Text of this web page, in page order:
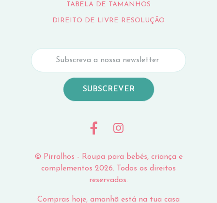
TABELA DE TAMANHOS
DIREITO DE LIVRE RESOLUÇÃO
SUBSCREVER
© Pirralhos - Roupa para bebés, criança e
complementos 2026. Todos os direitos
reservados.
Compras hoje, amanhã está na tua casa